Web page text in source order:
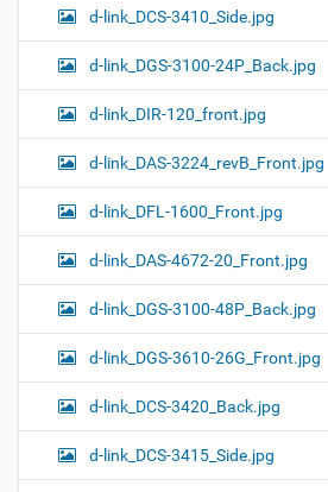
d-link_DCS-3410_Side.jpg
d-link_DGS-3100-24P_Back.jpg
d-link_DIR-120_front.jpg
d-link_DAS-3224_revB_Front.jpg
d-link_DFL-1600_Front.jpg
d-link_DAS-4672-20_Front.jpg
d-link_DGS-3100-48P_Back.jpg
d-link_DGS-3610-26G_Front.jpg
d-link_DCS-3420_Back.jpg
d-link_DCS-3415_Side.jpg